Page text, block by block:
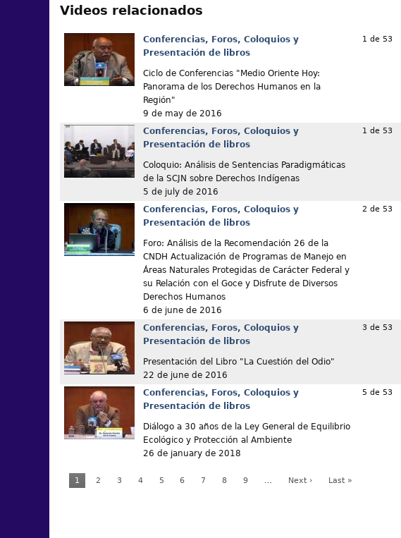
Videos relacionados
Conferencias, Foros, Coloquios y
Presentación de libros
Ciclo de Conferencias "Medio Oriente Hoy:
Panorama de los Derechos Humanos en la
Región"
9 de may de 2016
1 de 53
Conferencias, Foros, Coloquios y
Presentación de libros
Coloquio: Análisis de Sentencias Paradigmáticas
de la SCJN sobre Derechos Indígenas
5 de july de 2016
1 de 53
Conferencias, Foros, Coloquios y
Presentación de libros
Foro: Análisis de la Recomendación 26 de la
CNDH Actualización de Programas de Manejo en
Áreas Naturales Protegidas de Carácter Federal y
su Relación con el Goce y Disfrute de Diversos
Derechos Humanos
6 de june de 2016
2 de 53
Conferencias, Foros, Coloquios y
Presentación de libros
Presentación del Libro "La Cuestión del Odio"
22 de june de 2016
3 de 53
Conferencias, Foros, Coloquios y
Presentación de libros
Diálogo a 30 años de la Ley General de Equilibrio
Ecológico y Protección al Ambiente
26 de january de 2018
5 de 53
1 2 3 4 5 6 7 8 9 … Next › Last »